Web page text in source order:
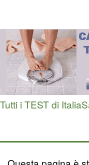
Tutti i TEST di